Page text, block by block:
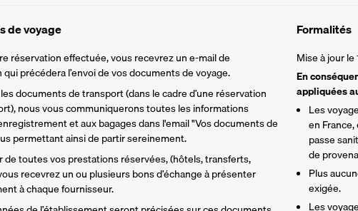
de voyage
réservation effectuée, vous recevrez un e-mail de
précédera l’envoi de vos documents de voyage.
documents de transport (dans le cadre d’une réservation
nous vous communiquerons toutes les informations
et aux bagages dans l'email "Vos documents de
permettant ainsi de partir sereinement.
de toutes vos prestations réservées, (hôtels, transferts,
recevrez un ou plusieurs bons d’échange à présenter
à chaque fournisseur.
Formalités
Mise à jour
En
appliquées
Les
en
passe
de
Plus
exigée.
Les